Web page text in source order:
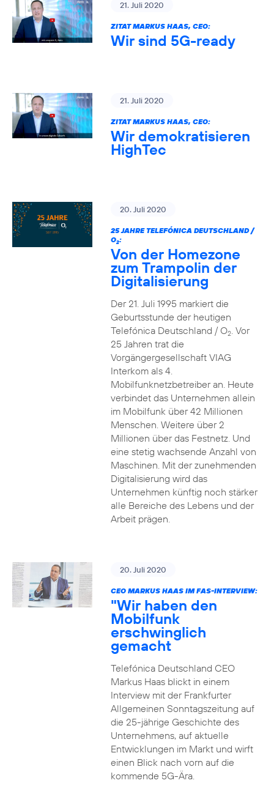
21. Juli 2020
ZITAT MARKUS HAAS, CEO:
Wir sind 5G-ready
21. Juli 2020
ZITAT MARKUS HAAS, CEO:
Wir demokratisieren
HighTec
20. Juli 2020
25 JAHRE TELEFÓNICA DEUTSCHLAND /
O2:
Von der Homezone
zum Trampolin der
Digitalisierung
Der 21. Juli 1995 markiert die
Geburtsstunde der heutigen
Telefónica Deutschland / O2. Vor
25 Jahren trat die
Vorgängergesellschaft VIAG
Interkom als 4.
Mobilfunknetzbetreiber an. Heute
verbindet das Unternehmen allein
im Mobilfunk über 42 Millionen
Menschen. Weitere über 2
Millionen über das Festnetz. Und
eine stetig wachsende Anzahl von
Maschinen. Mit der zunehmenden
Digitalisierung wird das
Unternehmen künftig noch stärker
alle Bereiche des Lebens und der
Arbeit prägen.
20. Juli 2020
CEO MARKUS HAAS IM FAS-INTERVIEW:
"Wir haben den
Mobilfunk
erschwinglich
gemacht
Telefónica Deutschland CEO
Markus Haas blickt in einem
Interview mit der Frankfurter
Allgemeinen Sonntagszeitung auf
die 25-jährige Geschichte des
Unternehmens, auf aktuelle
Entwicklungen im Markt und wirft
einen Blick nach vorn auf die
kommende 5G-Ära.